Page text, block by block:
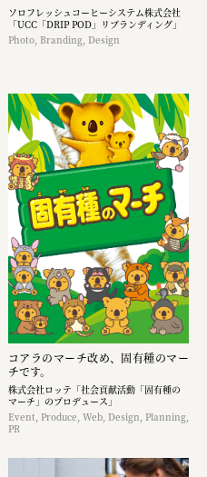
ソロフレッシュコーヒーシステム株式会社
「UCC「DRIP POD」リブランディング」
Photo, Branding, Design
コアラのマーチ改め、固有種のマー
チです。
株式会社ロッテ「社会貢献活動「固有種の
マーチ」のプロデュース」
Event, Produce, Web, Design, Planning,
PR